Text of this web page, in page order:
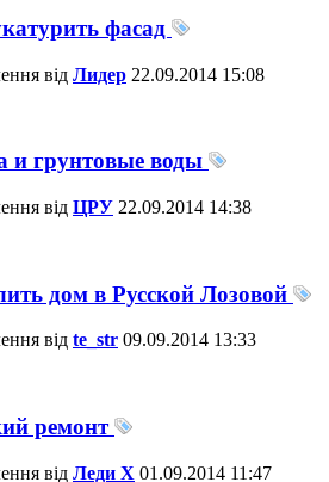
фасад
від Лидер 22.09.2014 15:08
и грунтовые воды
від ЦРУ 22.09.2014 14:38
дом в Русской Лозовой
від te_str 09.09.2014 13:33
ремонт
від Леди Х 01.09.2014 11:47